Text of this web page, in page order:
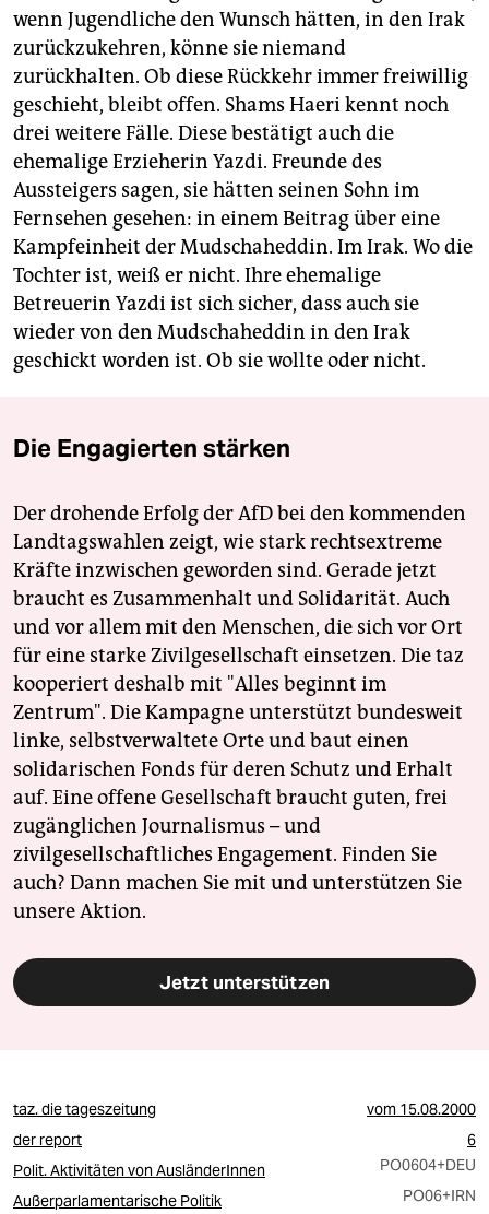
wenn Jugendliche den Wunsch hätten, in den Irak
zurückzukehren, könne sie niemand
zurückhalten. Ob diese Rückkehr immer freiwillig
geschieht, bleibt offen. Shams Haeri kennt noch
drei weitere Fälle. Diese bestätigt auch die
ehemalige Erzieherin Yazdi. Freunde des
Aussteigers sagen, sie hätten seinen Sohn im
Fernsehen gesehen: in einem Beitrag über eine
Kampfeinheit der Mudschaheddin. Im Irak. Wo die
Tochter ist, weiß er nicht. Ihre ehemalige
Betreuerin Yazdi ist sich sicher, dass auch sie
wieder von den Mudschaheddin in den Irak
geschickt worden ist. Ob sie wollte oder nicht.
Die Engagierten stärken
Der drohende Erfolg der AfD bei den kommenden
Landtagswahlen zeigt, wie stark rechtsextreme
Kräfte inzwischen geworden sind. Gerade jetzt
braucht es Zusammenhalt und Solidarität. Auch
und vor allem mit den Menschen, die sich vor Ort
für eine starke Zivilgesellschaft einsetzen. Die taz
kooperiert deshalb mit "Alles beginnt im
Zentrum". Die Kampagne unterstützt bundesweit
linke, selbstverwaltete Orte und baut einen
solidarischen Fonds für deren Schutz und Erhalt
auf. Eine offene Gesellschaft braucht guten, frei
zugänglichen Journalismus – und
zivilgesellschaftliches Engagement. Finden Sie
auch? Dann machen Sie mit und unterstützen Sie
unsere Aktion.
Jetzt unterstützen
taz. die tageszeitung vom 15.08.2000
der report
6
Polit. Aktivitäten von AusländerInnen
PO0604+DEU
Außerparlamentarische Politik
PO06+IRN